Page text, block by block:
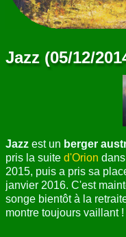
Jazz (05/12/
Jazz est un berger
pris la suite d'Orion
2015, puis a pris sa
janvier 2016. C'est
songe bientôt à la
montre toujours vaillant !